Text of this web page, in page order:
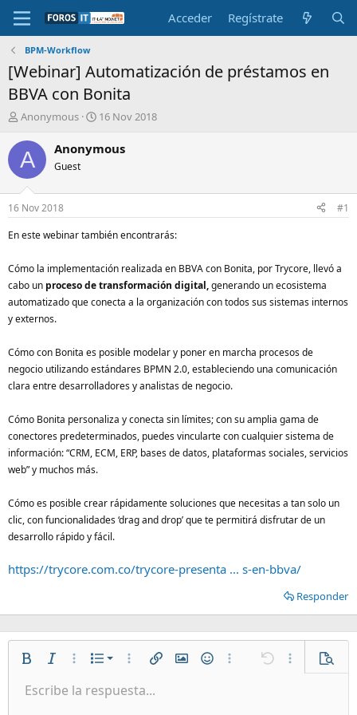
Acceder Regístrate
BPM-Workflow
[Webinar] Automatización de préstamos en
BBVA con Bonita
I
i
c
a
d
o
r
l
t
e
m
Anonymous
F
c
i
n
i
o
16 Nov 2018
A Anonymous
Guest
16 Nov 2018
#1
En este webinar también encontrarás:
Cómo la implementación realizada en BBVA con Bonita, por Trycore, llevó a
cabo un proceso de transformación digital,generando un ecosistema
automatizado que conecta a la organización con todos sus sistemas internos
y externos.
Cómo con Bonita es posible modelar y poner en marcha procesos de
negocio utilizando estándares BPMN 2.0, estableciendo una comunicación
clara entre desarrolladores y analistas de negocio.
Cómo Bonita personaliza y conecta sin límites; con su amplia gama de
conectores predeterminados, puedes vincularte con cualquier sistema de
información: “CRM, ECM, ERP, bases de datos, plataformas sociales, servicios
web” y muchos más.
Cómo es posible crear rápidamente soluciones que necesitas a tan solo un
clic, con funcionalidades ‘drag and drop’ que te permitirá disfrutar de un
desarrollo rápido y fácil.
https://trycore.com.co/trycore-presenta ... s-en-bbva/
Responder
NegritaCursivaMás opciones…
Lista
Lista numerada
Lista desordenada
Más opciones…
Insertar enlace
Insertar imagen
EmoticonosMás opciones…
Deshacer
Más
Vista
Tamaño del texto
9
Color de texto
Fuente Arial
TachadoSubrayado
AlineamientoAlineación izquierda
Paragraph format
Normal
CitarMultimedia
Insertar tabla
Insert horizontal line
SpoilerCódigo
RehacerCambiar a código BB
Eliminar formato
BorradoresGuardar borrador
Escribe la respuesta...